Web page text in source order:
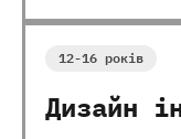
12-16 років
Дизайн